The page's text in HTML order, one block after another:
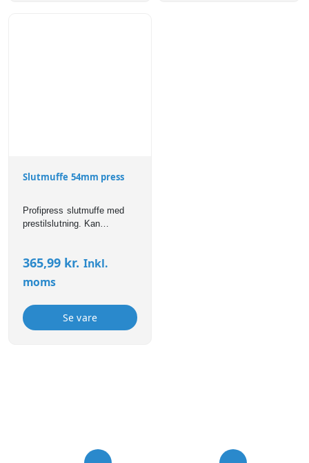
Slutmuffe 54mm press
Profipress slutmuffe med
prestilslutning. Kan
køleinstallationer. Profipress
Contur som sikrer, at
samlinger er synligt utætte
ved manglende presning.
365,99 kr. Inkl.
moms
Se vare